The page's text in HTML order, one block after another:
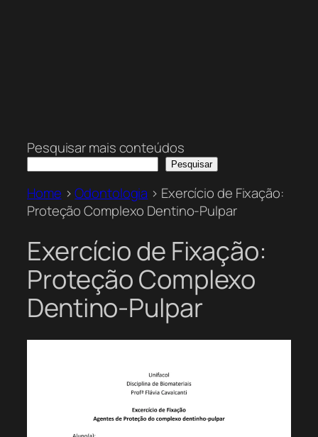
Pesquisar mais conteúdos
Pesquisar
Home >Odontologia > Exercício de Fixação:
Proteção Complexo Dentino-Pulpar
Exercício de Fixação:
Proteção Complexo
Dentino-Pulpar